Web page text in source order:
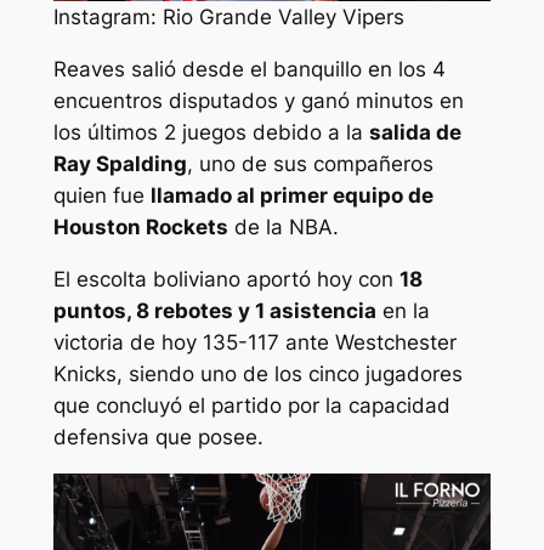
Instagram: Rio Grande Valley Vipers
Reaves salió desde el banquillo en los 4
encuentros disputados y ganó minutos en
los últimos 2 juegos debido a la salida de
Ray Spalding, uno de sus compañeros
quien fue llamado al primer equipo de
Houston Rockets de la NBA.
El escolta boliviano aportó hoy con 18
puntos, 8 rebotes y 1 asistencia en la
victoria de hoy 135-117 ante Westchester
Knicks, siendo uno de los cinco jugadores
que concluyó el partido por la capacidad
defensiva que posee.